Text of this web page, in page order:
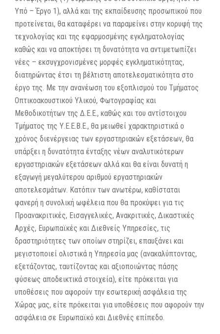
Υπό – Έργο 1), αλλά και της εκπαίδευσης προσωπικού που
προτείνεται, θα καταφέρει να παραμείνει στην κορυφή της
τεχνολογίας και της εφαρμοσμένης εγκληματολογίας
καθώς και να αποκτήσει τη δυνατότητα να αντιμετωπίζει
νέες – εκσυγχρονισμένες μορφές εγκληματικότητας,
διατηρώντας έτσι τη βέλτιστη αποτελεσματικότητα στο
έργο της. Με την ανανέωση του εξοπλισμού του Τμήματος
Οπτικοακουστικού Υλικού, Φωτογραφίας και
Μεθοδικοτήτων της Δ.Ε.Ε., καθώς και του αντίστοιχου
Τμήματος της Υ.Ε.Ε.Β.Ε., θα μειωθεί χαρακτηριστικά ο
χρόνος διενέργειας των εργαστηριακών εξετάσεων, θα
υπάρξει η δυνατότητα ένταξης νέων αναλυτικότερων
εργαστηριακών εξετάσεων αλλά και θα είναι δυνατή η
εξαγωγή μεγαλύτερου αριθμού εργαστηριακών
αποτελεσμάτων. Κατόπιν των ανωτέρω, καθίσταται
φανερή η συνολική ωφέλεια που θα προκύψει για τις
Προανακριτικές, Εισαγγελικές, Ανακριτικές, Δικαστικές
Αρχές, Ευρωπαϊκές και Διεθνείς Υπηρεσίες, τις
δραστηριότητες των οποίων στηρίζει, επαυξάνει και
μεγιστοποιεί ολιστικά η Υπηρεσία μας (ανακαλύπτοντας,
εξετάζοντας, ταυτίζοντας και αξιοποιώντας πάσης
φύσεως αποδεικτικά στοιχεία), είτε πρόκειται για
υποθέσεις που αφορούν την εσωτερική ασφάλεια της
Χώρας μας, είτε πρόκειται για υποθέσεις που αφορούν την
ασφάλεια σε Ευρωπαϊκό και Διεθνές επίπεδο.